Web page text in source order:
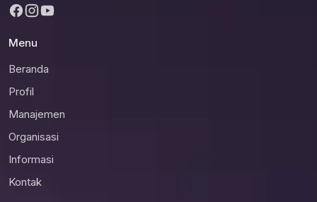
Menu
Beranda
Profil
Manajemen
Organisasi
Informasi
Kontak